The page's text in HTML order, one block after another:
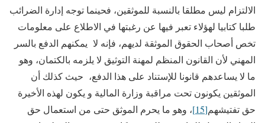
الالتزام ليس مطلقا بالنسبة للموثقين، فحينما توجه إدارة الضرائب
طلبا كتابيا لهؤلاء تعبر فيها عن رغبتها في الاطلاع على معلومات
تخص أصحاب الحقوق الموثقة لديهم، فإنه لا يمكنهم الدفع بالسر
المهني لأن القانون المنظم لمهنة التوثيق لا يلزمه بالكتمان، وهو
ما لا يساعدهم قانونا للإستناد على هذا الدفع، حيث كذلك أن
الموثقين يكونون تحت مراقبة وزارة المالية و يكون لهذه الأخيرة
حق تفتيشهم[15]
، وهو ما يحرم الموثق حتى من استعمال حق